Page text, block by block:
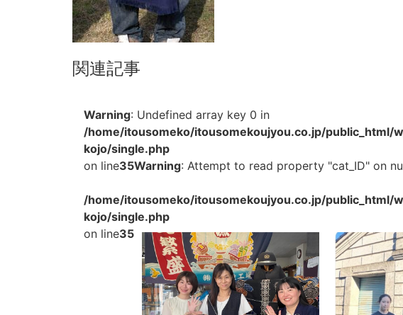
関連記事
Warning: Undefined array key 0 in
/home/itousomeko/itousomekoujyou.co.jp/
kojo/single.php
on line35Warning: Attempt to read property "cat_ID" on
/home/itousomeko/itousomekoujyou.co.jp/
kojo/single.php
on line35